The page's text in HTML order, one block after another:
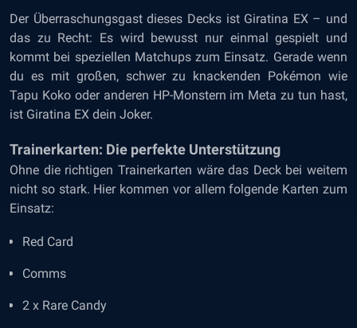
Der Überraschungsgast dieses Decks ist Giratina EX – und
das zu Recht: Es wird bewusst nur einmal gespielt und
kommt bei speziellen Matchups zum Einsatz. Gerade wenn
du es mit großen, schwer zu knackenden Pokémon wie
Tapu Koko oder anderen HP-Monstern im Meta zu tun hast,
ist Giratina EX dein Joker.
Trainerkarten: Die perfekte Unterstützung
Ohne die richtigen Trainerkarten wäre das Deck bei weitem
nicht so stark. Hier kommen vor allem folgende Karten zum
Einsatz:
Red Card
Comms
2 x Rare Candy